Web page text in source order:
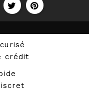
crédit